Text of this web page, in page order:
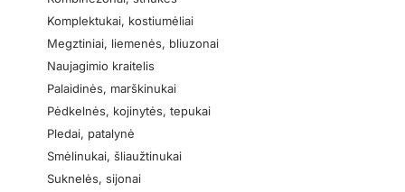
Komplektukai, kostiumėliai
Megztiniai, liemenės, bliuzonai
Naujagimio kraitelis
Palaidinės, marškinukai
Pėdkelnės, kojinytės, tepukai
Pledai, patalynė
Smėlinukai, šliaužtinukai
Suknelės, sijonai